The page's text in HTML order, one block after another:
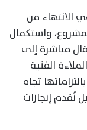
الانتهاء من
واستكمال
مباشرة إلى
الفنية
تجاه
نُقدم إنجازات